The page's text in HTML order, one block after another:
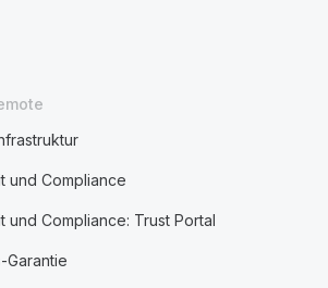
und Compliance
und Compliance: Trust Portal
Garantie